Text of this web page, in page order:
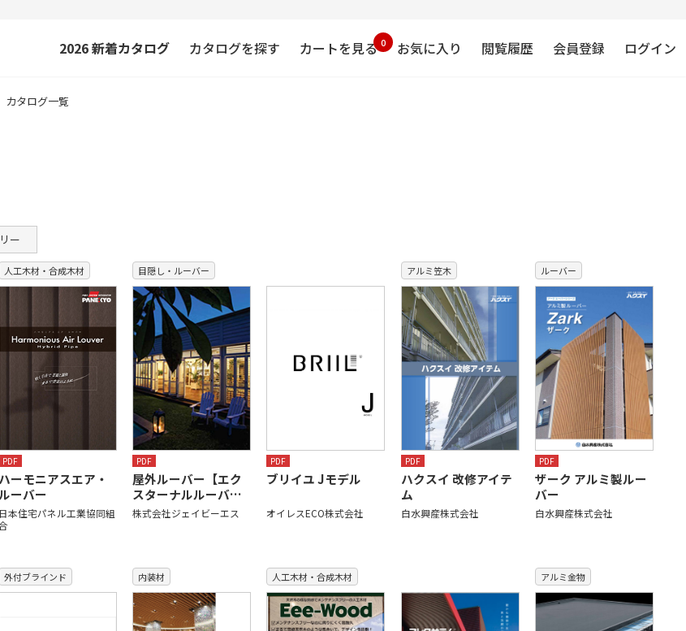
2026新着カタログ カタログを探す カートを見る 0 お気に入り 閲覧履歴 会員登録 ログイン
カタログ一覧
ー
人工木材・合成木材
PDF
ハーモニアスエア・
ーバー
日本住宅パネル工業協同組
目隠し・ルーバー
PDF
屋外ルーバー【エク
スターナルルーバ…
株式会社ジェイビーエス
PDF
ブリイユ Jモデル
オイレスECO株式会社
アルミ笠木
PDF
ハクスイ 改修アイテ
ム
白水興産株式会社
ルーバー
PDF
ザーク アルミ製ルー
バー
白水興産株式会社
外付ブラインド 内装材 人工木材・合成木材 アルミ金物